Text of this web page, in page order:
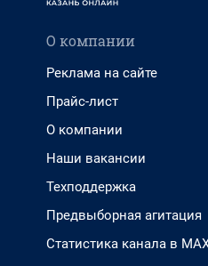
О компании
Реклама на сайте
Прайс-лист
О компании
Наши вакансии
Техподдержка
Предвыборная агитация
Статистика канала в